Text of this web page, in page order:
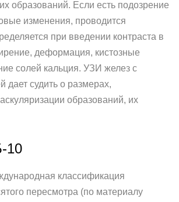
образований. Если есть подозрение
изменения, проводится
при введении контраста в
деформация, кистозные
солей кальция. УЗИ желез с
дает судить о размерах,
образований, их
10
классификация
пересмотра (по материалу